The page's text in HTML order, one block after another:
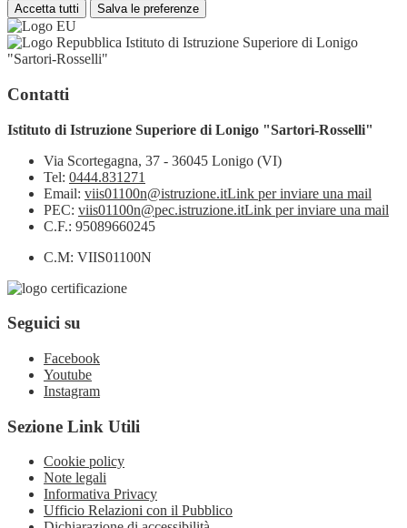
Accetta tutti Salva le preferenze
Istituto di Istruzione Superiore di Lonigo
"Sartori-Rosselli"
Contatti
Istituto di Istruzione Superiore di Lonigo "Sartori-Rosselli"
Via Scortegagna, 37 - 36045 Lonigo (VI)
Tel: 0444.831271
Email: viis01100n@istruzione.itLink per inviare una mail
PEC: viis01100n@pec.istruzione.itLink per inviare una mail
C.F.: 95089660245
C.M: VIIS01100N
Seguici su
Facebook
Youtube
Instagram
Sezione Link Utili
Cookie policy
Note legali
Informativa Privacy
Ufficio Relazioni con il Pubblico